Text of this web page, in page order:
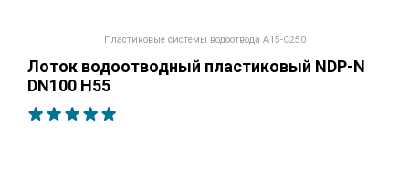
Пластиковые системы водоотвода A15-C250
Лоток водоотводный пластиковый NDP-N
DN100 H55